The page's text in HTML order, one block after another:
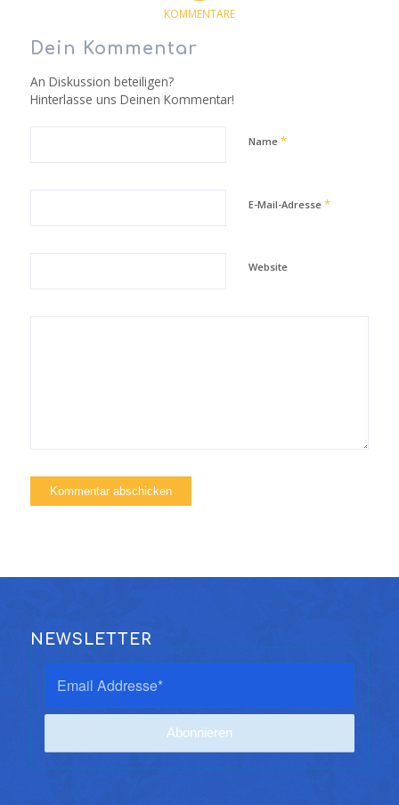
KOMMENTARE
Dein Kommentar
An Diskussion beteiligen?
Hinterlasse uns Deinen Kommentar!
Name *
E-Mail-Adresse *
Website
NEWSLETTER